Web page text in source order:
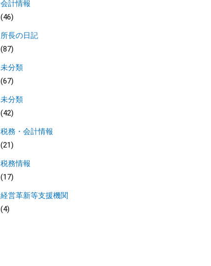
会計情報
(46)
所長の日記
(87)
未分類
(67)
未分類
(42)
税務・会計情報
(21)
税務情報
(17)
経営革新等支援機関
(4)